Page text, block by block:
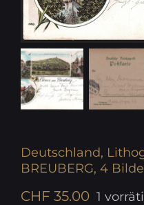
Deutschland,
BREUBERG, 4
CHF 35.00 1